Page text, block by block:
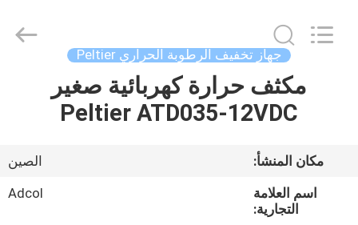
أشرطة
(Guangzhou)
جهاز تخفيف الرطوبة الحراري Peltier
مكثف حرارة كهربائية صغير
Peltier ATD035-12VDC
مكان المنشأ:
الصين
اسم العلامة
التجارية:
Adcol